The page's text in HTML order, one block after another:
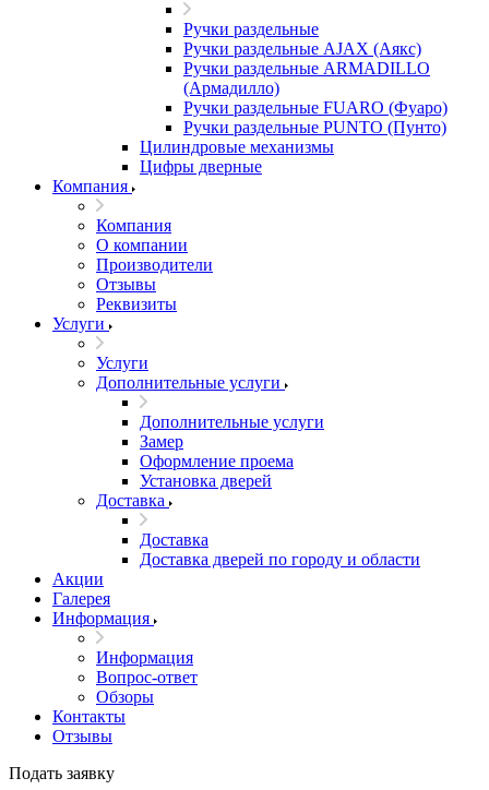
Ручки раздельные
Ручки раздельные AJAX (Аякс)
Ручки раздельные ARMADILLO
(Армадилло)
Ручки раздельные FUARO (Фуаро)
Ручки раздельные PUNTO (Пунто)
Цилиндровые механизмы
Цифры дверные
Компания
Компания
О компании
Производители
Отзывы
Реквизиты
Услуги
Услуги
Дополнительные услуги
Дополнительные услуги
Замер
Оформление проема
Установка дверей
Доставка
Доставка
Доставка дверей по городу и области
Акции
Галерея
Информация
Информация
Вопрос-ответ
Обзоры
Контакты
Отзывы
Подать заявку